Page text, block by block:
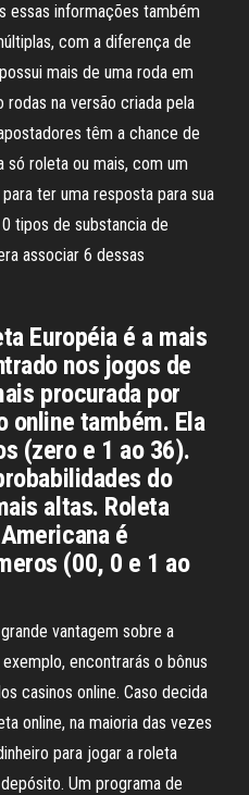
essas informações também
com a diferença de
mais de uma roda em
na versão criada pela
têm a chance de
só roleta ou mais, com um
ter uma resposta para sua
tipos de substancia de
associar 6 dessas
Européia é a mais
nos jogos de
procurada por
online também. Ela
(zero e 1 ao 36).
do
altas. Roleta
é
(00, 0 e 1 ao
vantagem sobre a
encontrarás o bônus
casinos online. Caso decida
online, na maioria das vezes
para jogar a roleta
Um programa de